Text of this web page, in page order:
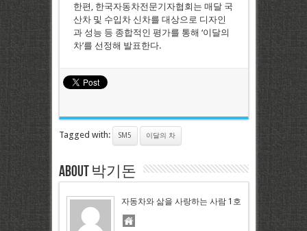
한편, 한국자동차전문기자협회는 매달 국
산차 및 수입차 신차를 대상으로 디자인
과 성능 등 종합적인 평가를 통해 ‘이달의
차’를 선정해 발표한다.
Tagged with: SM5 이달의 차
About 박기돈
자동차와 삶을 사랑하는 사람 1호